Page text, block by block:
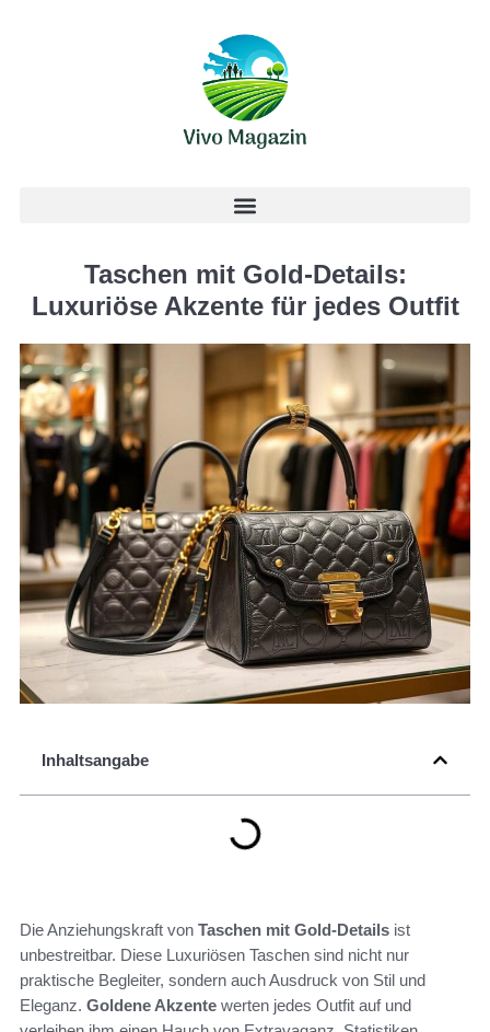
Taschen mit Gold-Details:
Luxuriöse Akzente für jedes Outfit
Inhaltsangabe
Die Anziehungskraft von Taschen mit Gold-Details ist
unbestreitbar. Diese Luxuriösen Taschen sind nicht nur
praktische Begleiter, sondern auch Ausdruck von Stil und
Eleganz. Goldene Akzente werten jedes Outfit auf und